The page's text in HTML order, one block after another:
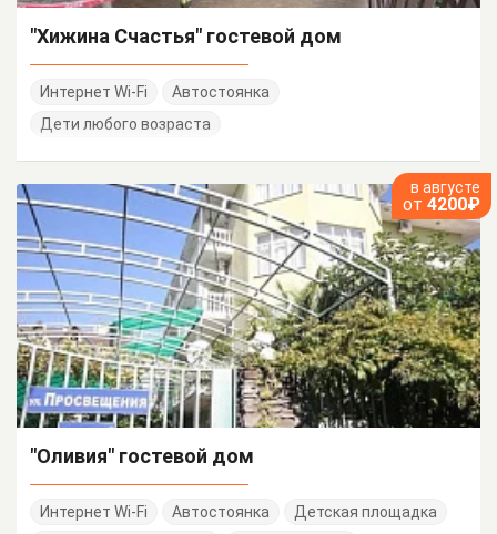
"Хижина Счастья" гостевой дом
Интернет Wi-Fi
Автостоянка
Дети любого возраста
в августе
от 4200₽
"Оливия" гостевой дом
Интернет Wi-Fi Автостоянка
Детская площадка